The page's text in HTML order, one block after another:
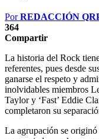
PorREDACCIÓN
364
Compartir
La historia del Rock
referentes, pues desde
ganarse el respeto y
inolvidables miembros
Taylor y ‘Fast’ Eddie
completaron su
La agrupación se